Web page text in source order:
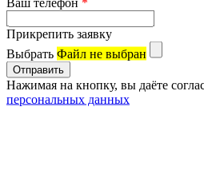
Прикрепить заявку
Выбрать Файл не выбран
Нажимая на кнопку, вы даёте
персональных данных